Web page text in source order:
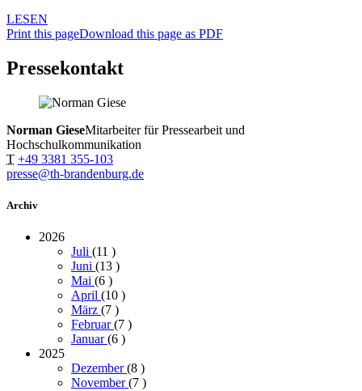
LESEN
Print this pageDownload this page as PDF
Pressekontakt
Norman GieseMitarbeiter für Pressearbeit und
Hochschulkommunikation
T +49 3381 355-103
presse@th-brandenburg.de
Archiv
2026
Juli (11 )
Juni (13 )
Mai (6 )
April (10 )
März (7 )
Februar(7 )
Januar(6 )
2025
Dezember(8 )
November(7 )